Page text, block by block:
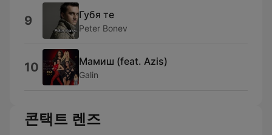
9 Губя те
Peter Bonev
10 Мамиш (feat. Azis)
Galin
콘택트 렌즈